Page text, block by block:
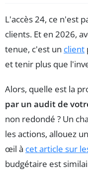
L'accès 24, ce n'est
clients. Et en 2026,
tenue, c'est un client
et tenir plus que
Alors, quelle est la
par un audit de
non redondé ? Un
les actions, allouez
œil à cet article sur
budgétaire est